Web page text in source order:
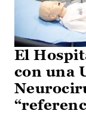
El
con una